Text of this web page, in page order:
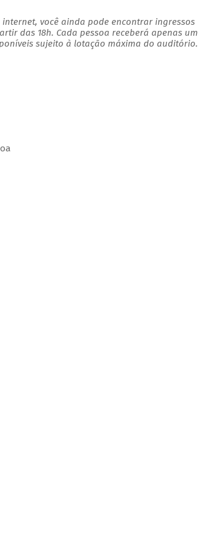
você ainda pode encontrar ingressos
das 18h. Cada pessoa receberá apenas um
sujeito à lotação máxima do auditório.